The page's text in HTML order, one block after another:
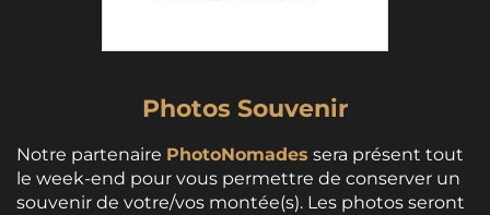
Photos Souvenir
Notre partenaire PhotoNomades sera présent tout
le week-end pour vous permettre de conserver un
souvenir de votre/vos montée(s). Les photos seront